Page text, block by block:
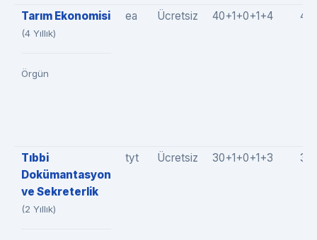
Tarım Ekonomisi
(4 Yıllık)
Örgün
ea Ücretsiz 40+1+0+1+4
Tıbbi
Dokümantasyon
ve Sekreterlik
(2 Yıllık)
tyt Ücretsiz 30+1+0+1+3